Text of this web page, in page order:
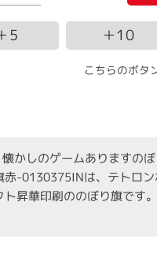
5 ＋10
こちらのボタ
かしのゲームありますの
-0130375INは、テトロ
昇華印刷ののぼり旗です